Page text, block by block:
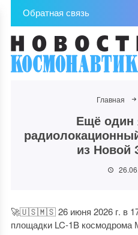
Обратная связь
Главная
Ещё один
из Новой
🚀🇺🇸🇲🇸 26 июня 2026 г. в
площадки LC-1B космодрома